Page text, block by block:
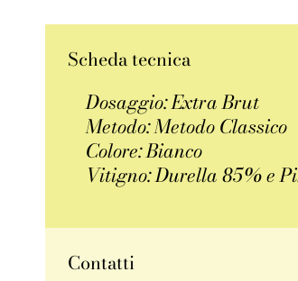
Scheda tecnica
Dosaggio: Extra Brut
Metodo: Metodo Classico
Colore: Bianco
Vitigno: Durella 85% e
Contatti